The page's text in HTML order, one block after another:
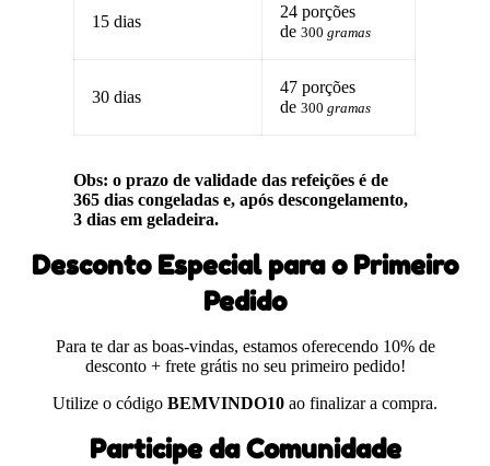
15 dias
24 porções
de300gramas
30 dias
47 porções
de300gramas
Obs: o prazo de validade das refeições é de
365 dias congeladas e, após descongelamento,
3 dias em geladeira.
Desconto Especial para o Primeiro
Pedido
Para te dar as boas-vindas, estamos oferecendo 10% de
desconto + frete grátis no seu primeiro pedido!
Utilize o código BEMVINDO10 ao finalizar a compra.
Participe da Comunidade